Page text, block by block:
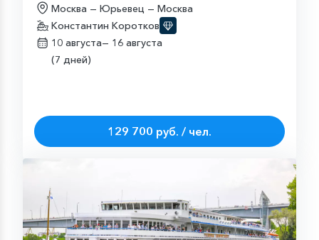
Москва — Юрьевец — Москва
Константин Коротков
10 августа— 16 августа
(7 дней)
129 700 руб. / чел.